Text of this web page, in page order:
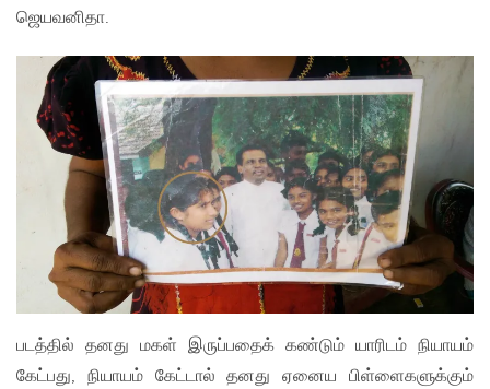
ஜெயவனிதா.
படத்தில் தனது மகள் இருப்பதைக் கண்டும் யாரிடம் நியாயம்
கேட்பது, நியாயம் கேட்டால் தனது ஏனைய பிள்ளைகளுக்கும்